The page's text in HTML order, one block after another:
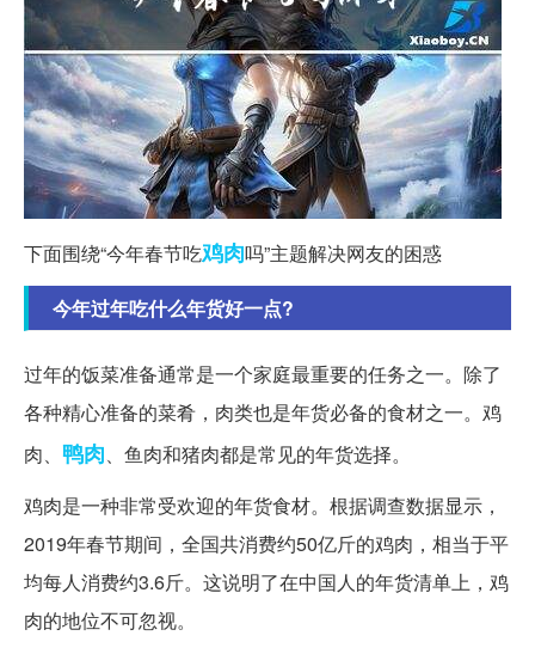
下面围绕“今年春节吃鸡肉吗”主题解决网友的困惑
今年过年吃什么年货好一点?
过年的饭菜准备通常是一个家庭最重要的任务之一。除了
各种精心准备的菜肴，肉类也是年货必备的食材之一。鸡
肉、 鸭肉、鱼肉和猪肉都是常见的年货选择。
鸡肉是一种非常受欢迎的年货食材。根据调查数据显示，
2019年春节期间，全国共消费约50亿斤的鸡肉，相当于平
均每人消费约3.6斤。这说明了在中国人的年货清单上，鸡
肉的地位不可忽视。